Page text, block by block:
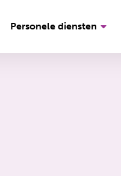
Personele diensten